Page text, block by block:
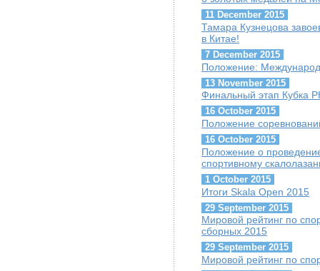
11 December 2015
Тамара Кузнецова
в Китае!
7 December 2015
Положение:
13 November 2015
Финальный этап Кубка
16 October 2015
Положение
16 October 2015
Положение о
спортивному
1 October 2015
Итоги Skala Open 2015
29 September 2015
Мировой рейтинг по
сборных 2015
29 September 2015
Мировой рейтинг по